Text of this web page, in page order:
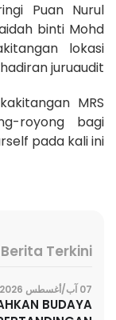
Puan Nurul
binti Mohd
lokasi
juruaudit.
MRS
royong bagi
pada kali ini.
Berita Terkini
07 آب/أغسطس 2026
BUDAYA